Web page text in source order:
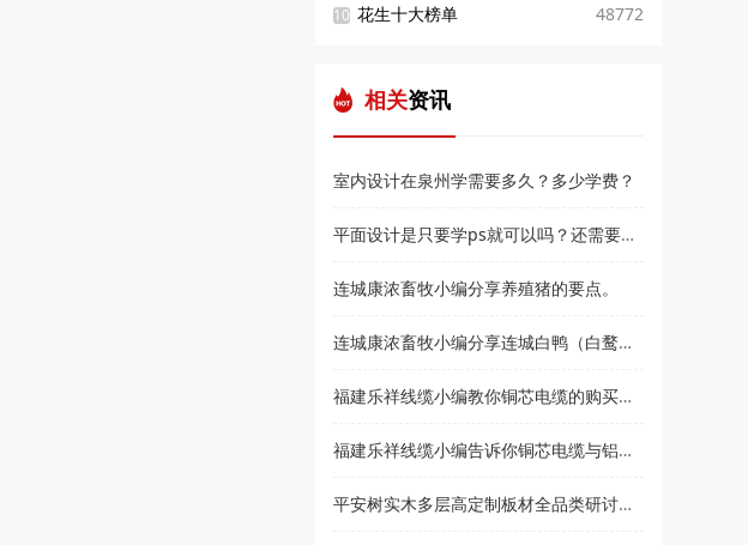
10 花生十大榜单 48772
相关资讯
室内设计在泉州学需要多久？多少学费？
平面设计是只要学ps就可以吗？还需要学什么？和高新教育小编来了解
连城康浓畜牧小编分享养殖猪的要点。
连城康浓畜牧小编分享连城白鸭（白鹜鸭）简介
福建乐祥线缆小编教你铜芯电缆的购买技巧？
福建乐祥线缆小编告诉你铜芯电缆与铝芯电缆各有什么优点
平安树实木多层高定制板材全品类研讨会暨2021***经销商大会即将盛大召开